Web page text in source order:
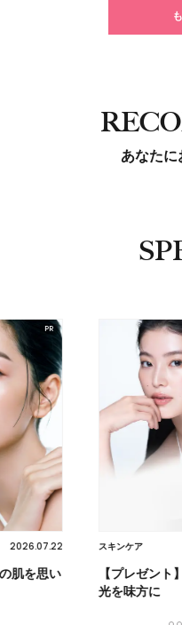
あなたに
2026.07.22
肌を思い
スキンケア
【プレゼント
光を味方に